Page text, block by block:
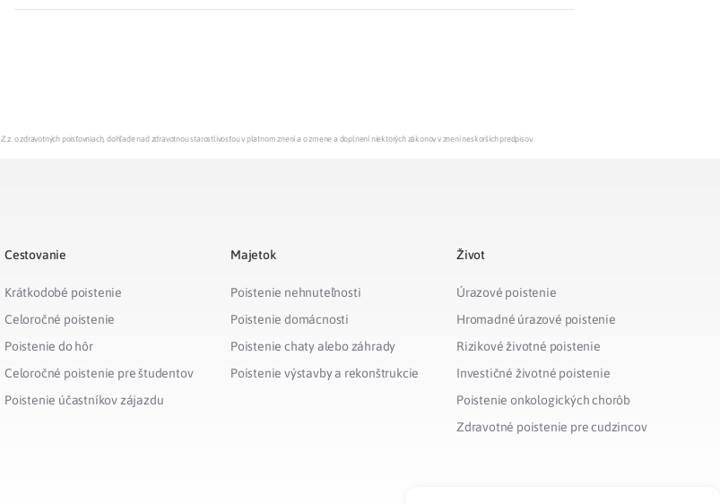
o zdravotných poisťovniach, dohľade nad zdravotnou starostlivosťou v platnom znení a o zmene a doplnení niektorých zákonov v znení neskorších predpisov.
Cestovanie
Krátkodobé poistenie
Celoročné poistenie
Poistenie do hôr
Celoročné poistenie pre študentov
Poistenie účastníkov zájazdu
Majetok
Poistenie nehnuteľnosti
Poistenie domácnosti
Poistenie chaty alebo záhrady
Poistenie výstavby a rekonštrukcie
Život
Úrazové poistenie
Hromadné úrazové poistenie
Rizikové životné poistenie
Investičné životné poistenie
Poistenie onkologických chorôb
Zdravotné poistenie pre cudzincov